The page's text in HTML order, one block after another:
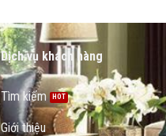
Dịch vụ khách hàng
Tìm kiếm
Giới thiệu